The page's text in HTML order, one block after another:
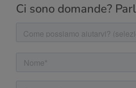
Ci sono domande?